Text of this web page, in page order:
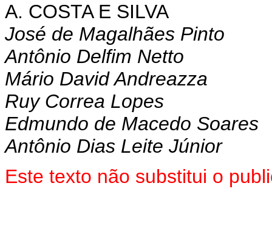
A. COSTA E SILVA
José de Magalhães Pinto
Antônio Delfim Netto
Mário David Andreazza
Ruy Correa Lopes
Edmundo de Macedo Soares
Antônio Dias Leite Júnior
Este texto não substitui o